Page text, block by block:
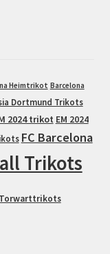
Heimtrikot Barcelona
Dortmund Trikots
2024 trikot EM 2024
FC Barcelona
Trikots